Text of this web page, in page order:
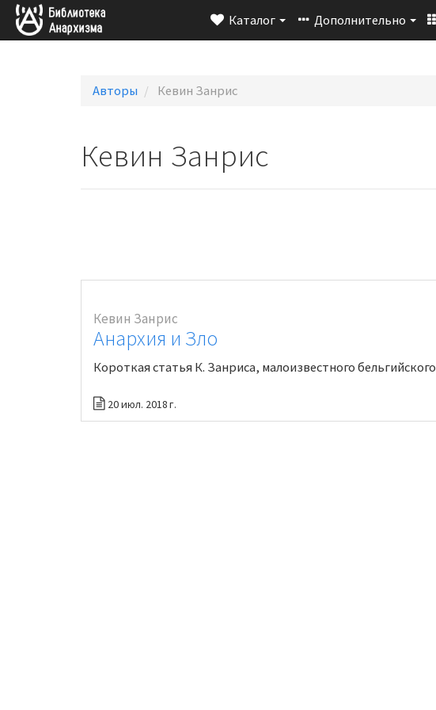
Каталог Дополнительно
Авторы Кевин Занрис
Кевин Занрис
Кевин Занрис
Анархия и Зло
Короткая статья К. Занриса, малоизвестного
20 июл. 2018 г.